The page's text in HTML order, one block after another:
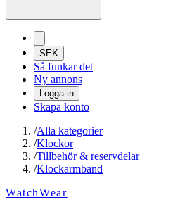
SEK
Så funkar det
Ny annons
Logga in
Skapa konto
/Alla kategorier
/Klockor
/Tillbehör & reservdelar
/Klockarmband
WatchWear